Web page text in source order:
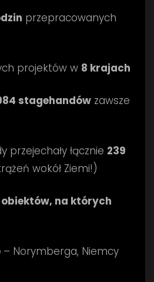
przepracowanych
projektów w 8 krajach
stagehandów zawsze
przejechały łącznie 239
wokół Ziemi!)
na których
– Norymberga, Niemcy